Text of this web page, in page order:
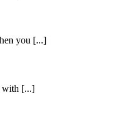
you [...]
with [...]